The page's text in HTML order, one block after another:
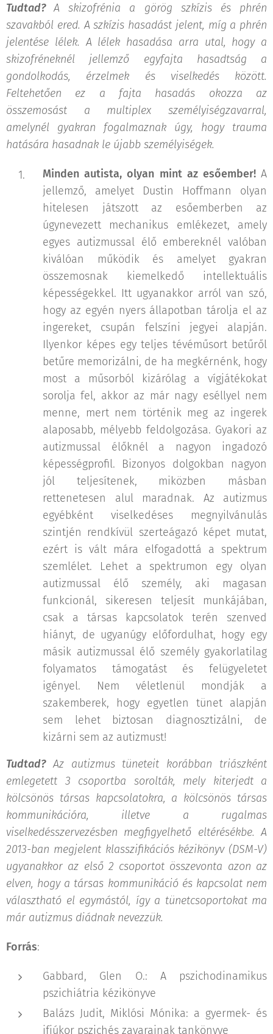
Tudtad?A skizofrénia a görög szkízis és phrén
szavakból ered. A szkízis hasadást jelent, míg a phrén
jelentése lélek. A lélek hasadása arra utal, hogy a
skizofréneknél jellemző egyfajta hasadtság a
gondolkodás, érzelmek és viselkedés között.
Feltehetően ez a fajta hasadás okozza az
összemosást a multiplex személyiségzavarral,
amelynél gyakran fogalmaznak úgy, hogy trauma
hatására hasadnak le újabb személyiségek.
Minden autista, olyan mint az esőember! A
jellemző, amelyet Dustin Hoffmann olyan
hitelesen játszott az esőemberben az
úgynevezett mechanikus emlékezet, amely
egyes autizmussal élő embereknél valóban
kiválóan működik és amelyet gyakran
összemosnak kiemelkedő intellektuális
képességekkel. Itt ugyanakkor arról van szó,
hogy az egyén nyers állapotban tárolja el az
ingereket, csupán felszíni jegyei alapján.
Ilyenkor képes egy teljes tévéműsort betűről
betűre memorizálni, de ha megkérnénk, hogy
most a műsorból kizárólag a vígjátékokat
sorolja fel, akkor az már nagy eséllyel nem
menne, mert nem történik meg az ingerek
alaposabb, mélyebb feldolgozása. Gyakori az
autizmussal élőknél a nagyon ingadozó
képességprofil. Bizonyos dolgokban nagyon
jól teljesítenek, miközben másban
rettenetesen alul maradnak. Az autizmus
egyébként viselkedéses megnyilvánulás
szintjén rendkívül szerteágazó képet mutat,
ezért is vált mára elfogadottá a spektrum
szemlélet. Lehet a spektrumon egy olyan
autizmussal élő személy, aki magasan
funkcionál, sikeresen teljesít munkájában,
csak a társas kapcsolatok terén szenved
hiányt, de ugyanúgy előfordulhat, hogy egy
másik autizmussal élő személy gyakorlatilag
folyamatos támogatást és felügyeletet
igényel. Nem véletlenül mondják a
szakemberek, hogy egyetlen tünet alapján
sem lehet biztosan diagnosztizálni, de
kizárni sem az autizmust!
Tudtad?Az autizmus tüneteit korábban triászként
emlegetett 3 csoportba sorolták, mely kiterjedt a
kölcsönös társas kapcsolatokra, a kölcsönös társas
kommunikációra, illetve a rugalmas
viselkedésszervezésben megfigyelhető eltérésékbe. A
2013-ban megjelent klasszifikációs kézikönyv (DSM-V)
ugyanakkor az első 2 csoportot összevonta azon az
elven, hogy a társas kommunikáció és kapcsolat nem
választható el egymástól, így a tünetcsoportokat ma
már autizmus diádnak nevezzük.
Forrás:
Gabbard, Glen O.: A pszichodinamikus
pszichiátria kézikönyve
Balázs Judit, Miklósi Mónika: a gyermek- és
ifjúkor pszichés zavarainak tankönyve